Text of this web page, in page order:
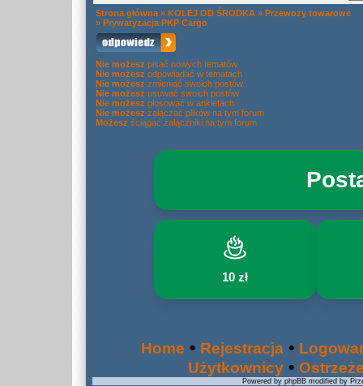
Strona główna » KOLEJ OD ŚRODKA » Przewozy towarowe
» Prywatyzacja PKP Cargo
Nie możesz pisać nowych tematów
Nie możesz odpowiadać w tematach
Nie możesz zmieniać swoich postów
Nie możesz usuwać swoich postów
Nie możesz głosować w ankietach
Nie możesz załączać plików na tym forum
Możesz ściągać załączniki na tym forum
10 zł
Home • Rejestracja•
Użytkownicy •
Powered by phpBB modified by